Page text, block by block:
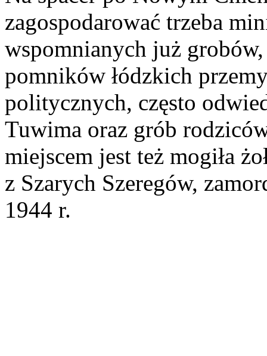
zagospodarować trzeba
wspomnianych już
pomników łódzkich
politycznych, często
Tuwima oraz grób
miejscem jest też mogiła
z Szarych Szeregów,
1944 r.